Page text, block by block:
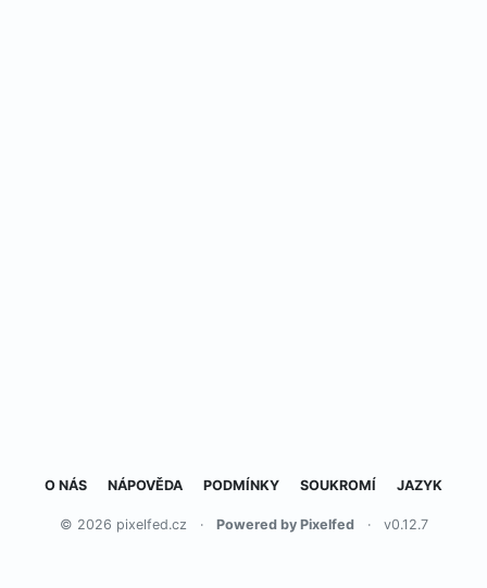
O NÁS NÁPOVĚDA PODMÍNKY SOUKROMÍ JAZYK
© 2026 pixelfed.cz · Powered by Pixelfed · v0.12.7